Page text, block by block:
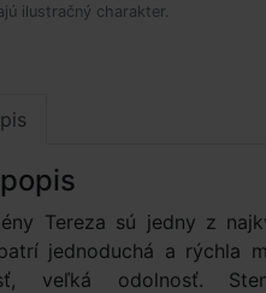
ilustračný charakter.
Tereza sú jedny z
jednoduchá a rýchla
veľká odolnosť.